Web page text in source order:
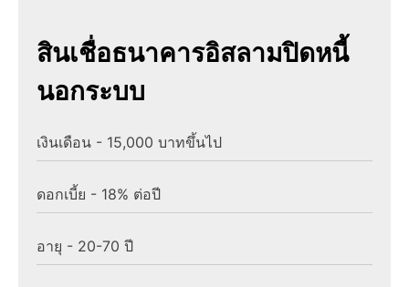
สินเชื่อธนาคารอิสลามปิดหนี้
นอกระบบ
เงินเดือน - 15,000 บาทขึ้นไป
ดอกเบี้ย - 18% ต่อปี
อายุ - 20-70 ปี